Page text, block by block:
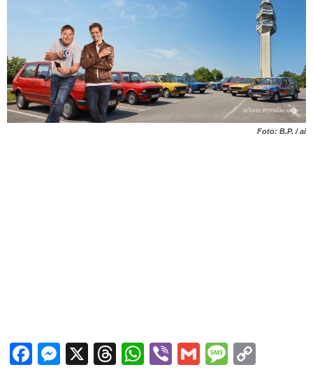
Foto: B.P. / ai
Facebook
Messenger
X Threads
WhatsApp
ViberGmail